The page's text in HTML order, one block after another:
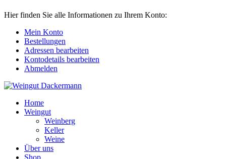
Hier finden Sie alle Informationen zu Ihrem Konto:
Mein Konto
Bestellungen
Adressen bearbeiten
Kontodetails bearbeiten
Abmelden
Home
Weingut
Weinberg
Keller
Weine
Über uns
Shop